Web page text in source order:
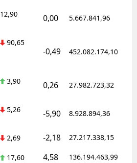
12,90 0,00 5.667.841,96
90,65
-0,49 452.082.174,10
3,90 0,26 27.982.723,32
5,26 -5,90 8.928.894,36
2,69 -2,18 27.217.338,15
17,60 4,58 136.194.463,99